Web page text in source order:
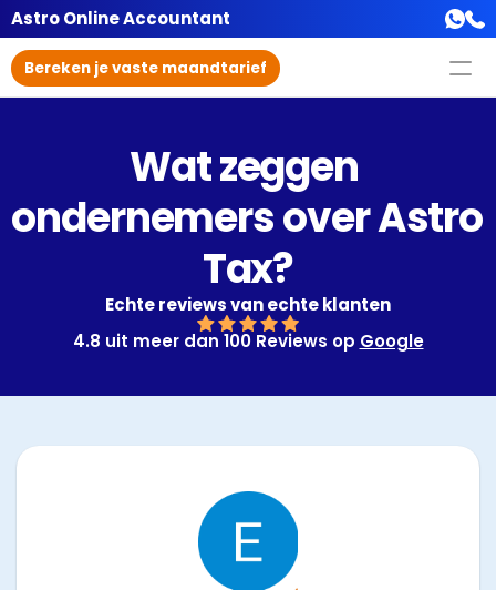
Astro Online Accountant
Bereken je vaste maandtarief
Wat zeggen
ondernemers over Astro
Tax?
Echte reviews van echte klanten
4.8 uit meer dan 100 Reviews op Google